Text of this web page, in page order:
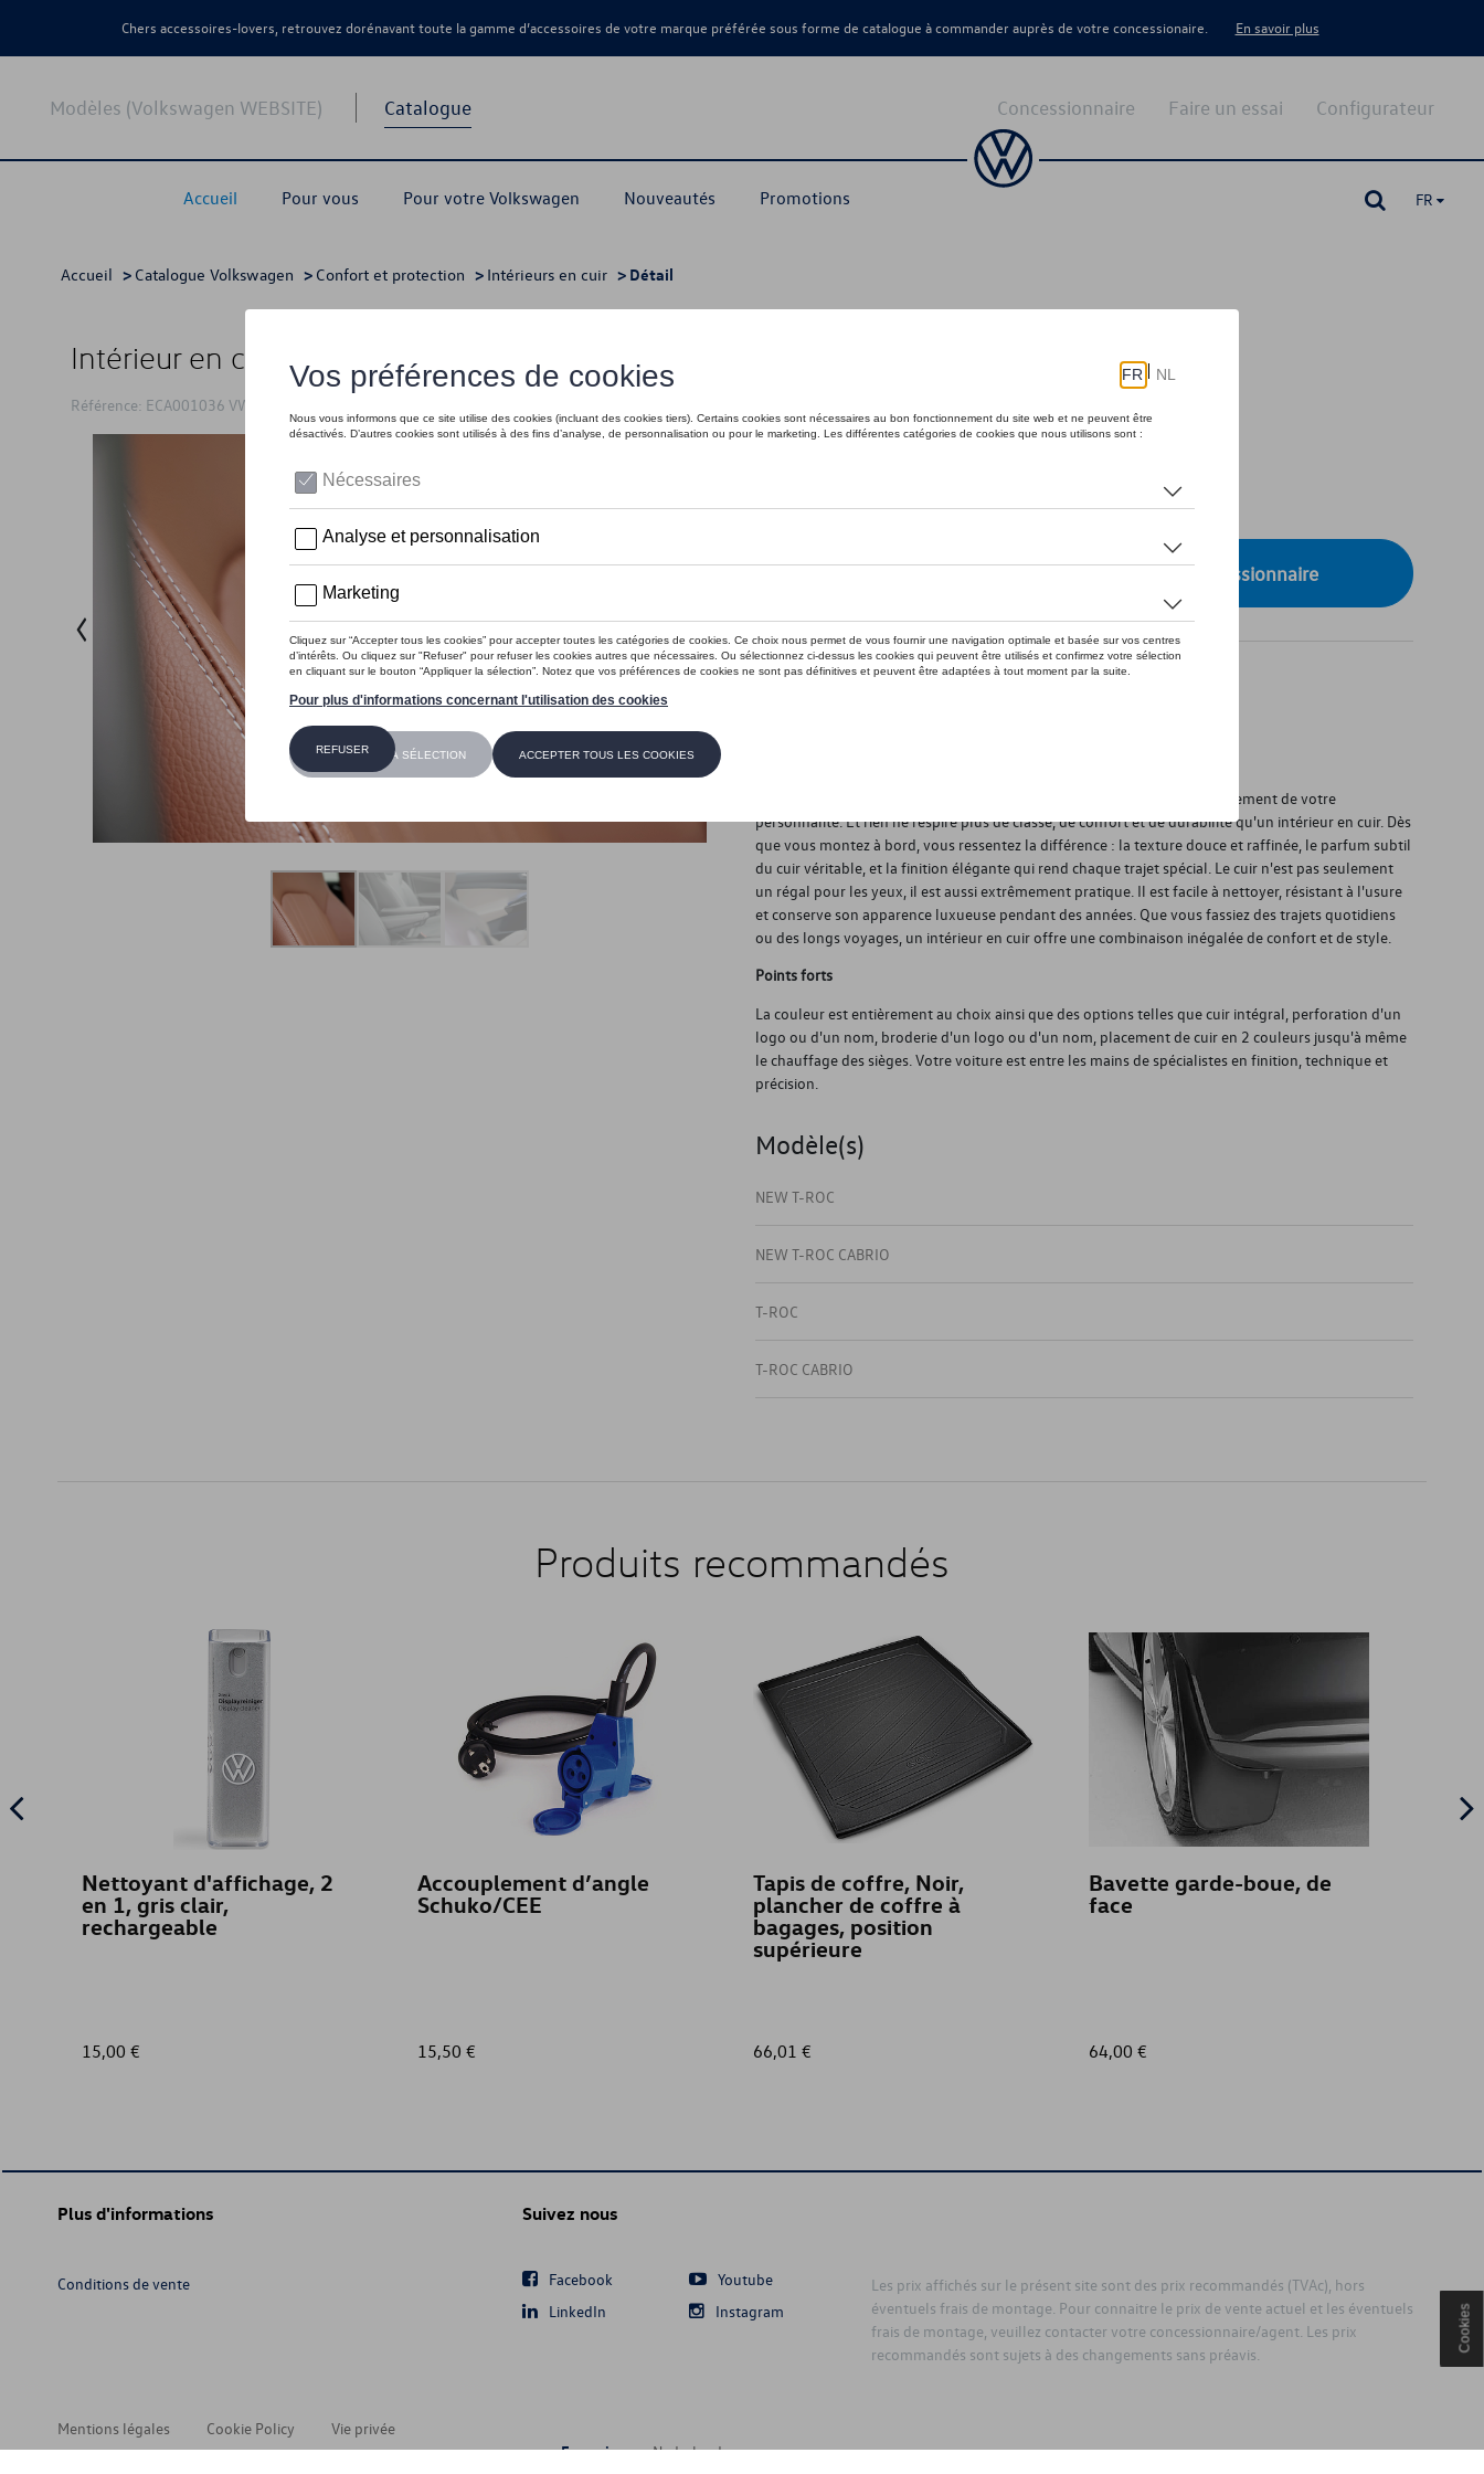
Chers accessoires-lovers, retrouvez dorénavant toute la gamme d’accessoires de votre marque préférée sous forme de catalogue à commander auprès de votre concessionaire. En savoir plus
Modèles (Volkswagen WEBSITE) Catalogue
Accueil Pour vous Pour votre Volkswagen Nouveautés Promotions
Configurateur
Faire un essai
Concessionnaire
FR
Accueil > Catalogue Volkswagen > Confort et protection > Intérieurs en cuir > Détail
Intérieur en cuir VW T-Roc
Référence: ECA001036 VW
Ce produit n'est actuellement pas de stock
Vérifiez la disponibilité auprès de votre concessionnaire
Introduction
Une voiture est plus qu'un simple moyen de transport - c'est un prolongement de votre
personnalité. Et rien ne respire plus de classe, de confort et de durabilité qu'un intérieur en cuir. Dès
que vous montez à bord, vous ressentez la différence : la texture douce et raffinée, le parfum subtil
du cuir véritable, et la finition élégante qui rend chaque trajet spécial. Le cuir n'est pas seulement
un régal pour les yeux, il est aussi extrêmement pratique. Il est facile à nettoyer, résistant à l'usure
et conserve son apparence luxueuse pendant des années. Que vous fassiez des trajets quotidiens
ou des longs voyages, un intérieur en cuir offre une combinaison inégalée de confort et de style.
Points forts
La couleur est entièrement au choix ainsi que des options telles que cuir intégral, perforation d'un
logo ou d'un nom, broderie d'un logo ou d'un nom, placement de cuir en 2 couleurs jusqu'à même
le chauffage des sièges. Votre voiture est entre les mains de spécialistes en finition, technique et
précision.
Modèle(s)
NEW T-ROC
NEW T-ROC CABRIO
T-ROC
T-ROC CABRIO
Produits recommandés
Nettoyant d'affichage, 2
en 1, gris clair,
rechargeable
15,00 €
Accouplement d’angle
Schuko/CEE
15,50 €
Tapis de coffre, Noir,
plancher de coffre à
bagages, position
supérieure
66,01 €
Bavette garde-boue, de
face
64,00 €
Plus d'informations
Conditions de vente
Suivez nous
Facebook
Youtube
LinkedIn
Instagram
Les prix affichés sur le présent site sont des prix recommandés (TVAc), hors
éventuels frais de montage. Pour connaitre le prix de vente actuel et les éventuels
frais de montage, veuillez contacter votre concessionnaire/agent. Les prix
recommandés sont sujets à des changements sans préavis.
Mentions légales Cookie Policy
Vie privée
Français
Nederlands
Cookies